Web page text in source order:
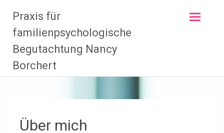
Inhalt
springen
Praxis für
familienpsychologische
Begutachtung Nancy
Borchert
Über mich